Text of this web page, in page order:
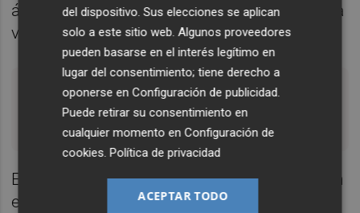
ámbito privado y que a ninguno nos gustaría
vernos en su posición mediática.
"hoy convoco a las personas buenas, a las
que hacen el bien cuando nadie les mira"
Espero, eso sí, pacientemente, un cambio en
el que aún en mí alberga la esperanza. En el
del dispositivo. Sus elecciones se aplican
solo a este sitio web. Algunos proveedores
pueden basarse en el interés legítimo en
lugar del consentimiento; tiene derecho a
oponerse enConfiguración de publicidad
Puede retirar su consentimiento en
cualquier momento enConfiguración de
cookies .Política de privacidad
ACEPTAR TODO